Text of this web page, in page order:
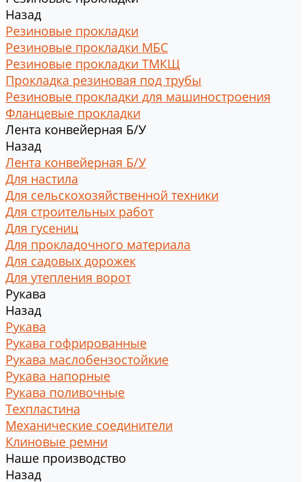
Назад
Резиновые прокладки
Резиновые прокладки МБС
Резиновые прокладки ТМКЩ
Прокладка резиновая под трубы
Резиновые прокладки для машиностроения
Фланцевые прокладки
Лента конвейерная Б/У
Назад
Лента конвейерная Б/У
Для настила
Для сельскохозяйственной техники
Для строительных работ
Для гусениц
Для прокладочного материала
Для садовых дорожек
Для утепления ворот
Рукава
Назад
Рукава
Рукава гофрированные
Рукава маслобензостойкие
Рукава напорные
Рукава поливочные
Техпластина
Механические соединители
Клиновые ремни
Наше производство
Назад